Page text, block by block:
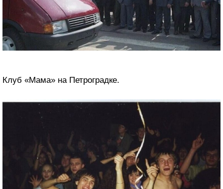
Клуб «Мама» на Петроградке.